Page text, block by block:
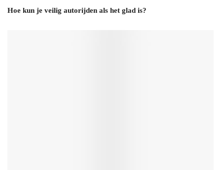
Hoe kun je veilig autorijden als het glad is?